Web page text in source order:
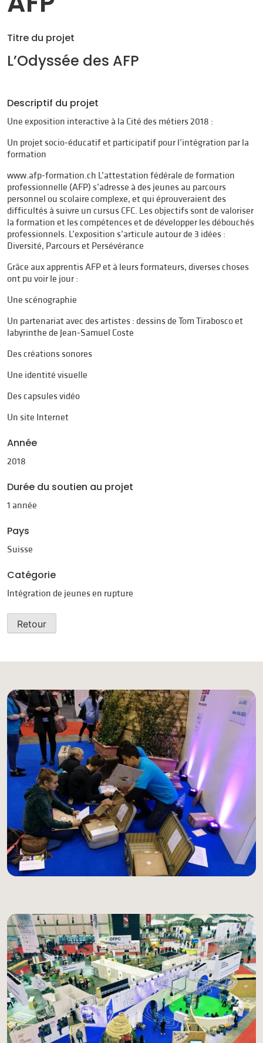
Titre du projet
L’Odyssée des AFP
Descriptif du projet
Une exposition interactive à la Cité des métiers 2018 :
Un projet socio-éducatif et participatif pour l’intégration par la
formation
www.afp-formation.ch L’attestation fédérale de formation
professionnelle (AFP) s’adresse à des jeunes au parcours
personnel ou scolaire complexe, et qui éprouveraient des
difficultés à suivre un cursus CFC. Les objectifs sont de valoriser
la formation et les compétences et de développer les débouchés
professionnels. L’exposition s’articule autour de 3 idées :
Diversité, Parcours et Persévérance
Grâce aux apprentis AFP et à leurs formateurs, diverses choses
ont pu voir le jour :
Une scénographie
Un partenariat avec des artistes : dessins de Tom Tirabosco et
labyrinthe de Jean-Samuel Coste
Des créations sonores
Une identité visuelle
Des capsules vidéo
Un site Internet
Année
2018
Durée du soutien au projet
1 année
Pays
Suisse
Catégorie
Intégration de jeunes en rupture
Retour